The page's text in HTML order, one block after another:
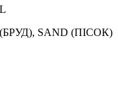
(БРУД), SAND (ПІСОК)